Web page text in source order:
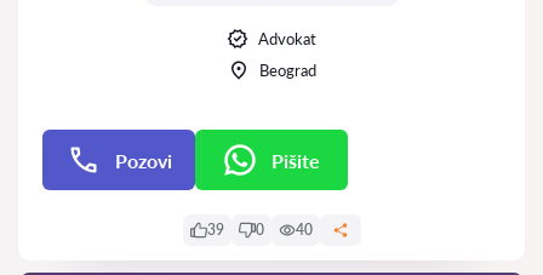
Advokat
Beograd
Pozovi Pišite
39 0 40